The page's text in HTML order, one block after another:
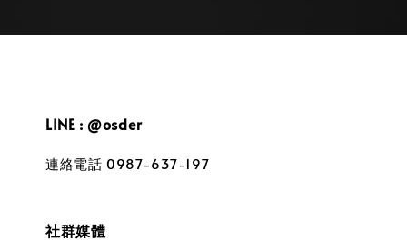
LINE : @osder
連絡電話 0987-637-197
社群媒體